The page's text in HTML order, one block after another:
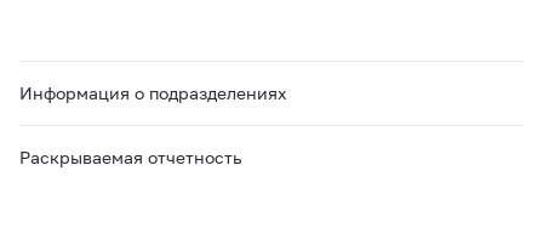
Информация о подразделениях
Раскрываемая отчетность